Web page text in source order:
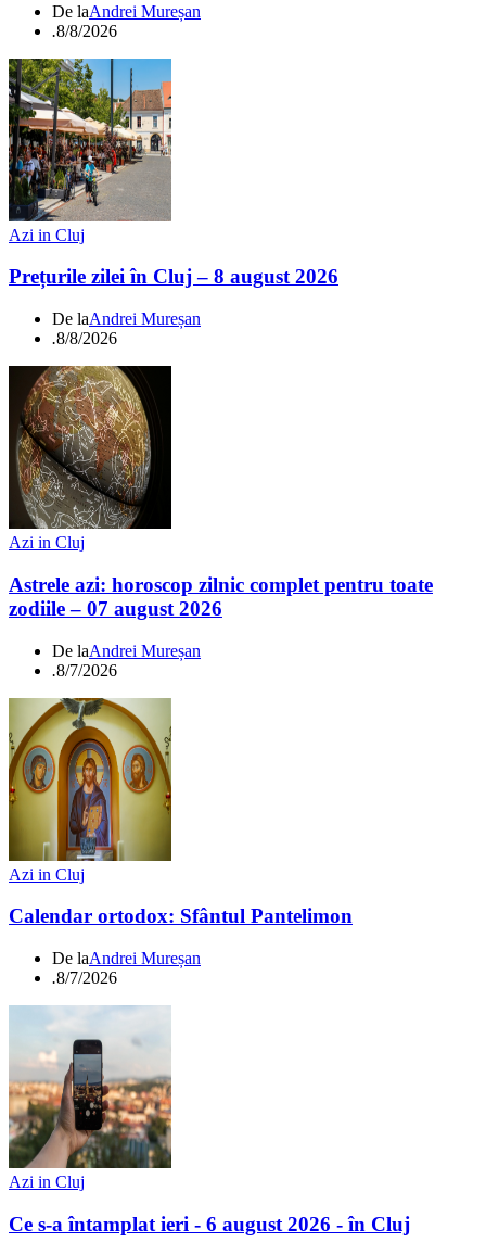
De laAndrei Mureșan
.8/8/2026
Azi in Cluj
Prețurile zilei în Cluj – 8 august 2026
De laAndrei Mureșan
.8/8/2026
Azi in Cluj
Astrele azi: horoscop zilnic complet pentru toate
zodiile – 07 august 2026
De laAndrei Mureșan
.8/7/2026
Azi in Cluj
Calendar ortodox: Sfântul Pantelimon
De laAndrei Mureșan
.8/7/2026
Azi in Cluj
Ce s-a întamplat ieri - 6 august 2026 - în Cluj